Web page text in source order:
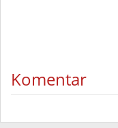
Komentar